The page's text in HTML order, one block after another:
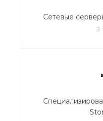
Сетевые
3